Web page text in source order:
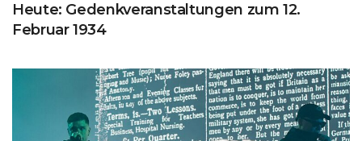
Heute: Gedenkveranstaltungen zum 12.
Februar 1934